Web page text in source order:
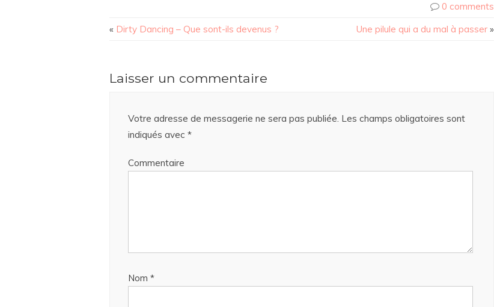
0 comments
« Dirty Dancing – Que sont-ils devenus ? Une pilule qui a du mal à passer »
Laisser un commentaire
Votre adresse de messagerie ne sera pas publiée. Les champs obligatoires sont
indiqués avec *
Commentaire
Nom *